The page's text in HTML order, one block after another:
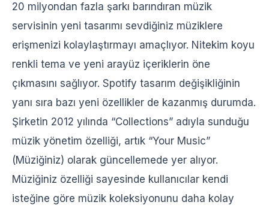
20 milyondan fazla şarkı barındıran müzik
servisinin yeni tasarımı sevdiğiniz müziklere
erişmenizi kolaylaştırmayı amaçlıyor. Nitekim koyu
renkli tema ve yeni arayüz içeriklerin öne
çıkmasını sağlıyor. Spotify tasarım değişikliğinin
yanı sıra bazı yeni özellikler de kazanmış durumda.
Şirketin 2012 yılında “Collections” adıyla sunduğu
müzik yönetim özelliği, artık “Your Music”
(Müziğiniz) olarak güncellemede yer alıyor.
Müziğiniz özelliği sayesinde kullanıcılar kendi
isteğine göre müzik koleksiyonunu daha kolay